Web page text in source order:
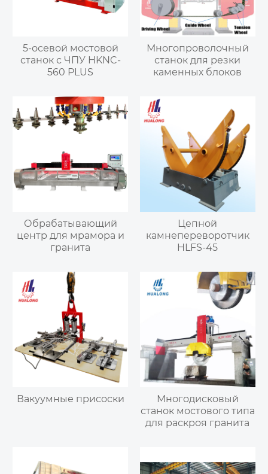
5-осевой мостовой
станок с ЧПУ HKNC-
560 PLUS
Многопроволочный
станок для резки
каменных блоков
Обрабатывающий
центр для мрамора и
гранита
Цепной
камнепереворотчик
HLFS-45
Вакуумные присоски
Многодисковый
станок мостового типа
для раскроя гранита